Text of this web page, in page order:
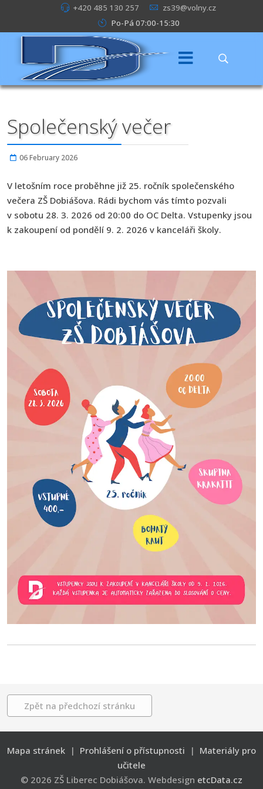
+420 485 130 257
zs39@volny.cz
Po-Pá 07:00-15:30
Společenský večer
06 February 2026
V letošním roce proběhne již 25. ročník společenského
večera ZŠ Dobiášova. Rádi bychom vás tímto pozvali
v sobotu 28. 3. 2026 od 20:00 do OC Delta. Vstupenky jsou
k zakoupení od pondělí 9. 2. 2026 v kanceláři školy.
Zpět na předchozí stránku
Mapa stránek | Prohlášení o přístupnosti | Materiály pro
učitele
© 2026 ZŠ Liberec Dobiášova. Webdesign etcData.cz